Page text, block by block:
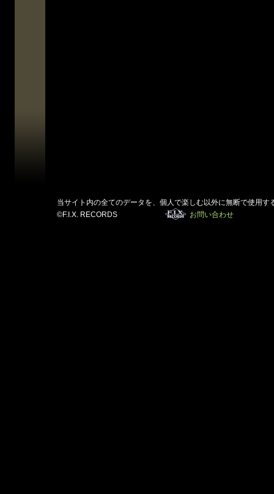
当サイト内の全てのデータを、個人で楽しむ以外に無断で使用す
©F.I.X. RECORDS
お問い合わせ